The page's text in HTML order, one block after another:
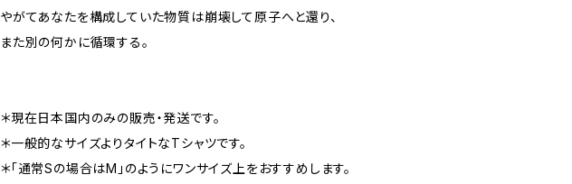
やがてあなたを構成していた物質は崩壊して原子へと還り、
また別の何かに循環する。
＊現在日本国内のみの販売・発送です。
＊一般的なサイズよりタイトなTシャツです。
＊「通常Sの場合はM」のようにワンサイズ上をおすすめします。